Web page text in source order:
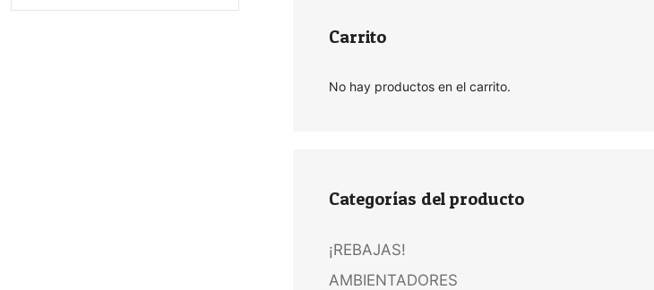
Carrito
No hay productos en el carrito.
Categorías del producto
¡REBAJAS!
AMBIENTADORES